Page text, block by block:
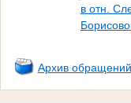
в отн.
Архив обращений